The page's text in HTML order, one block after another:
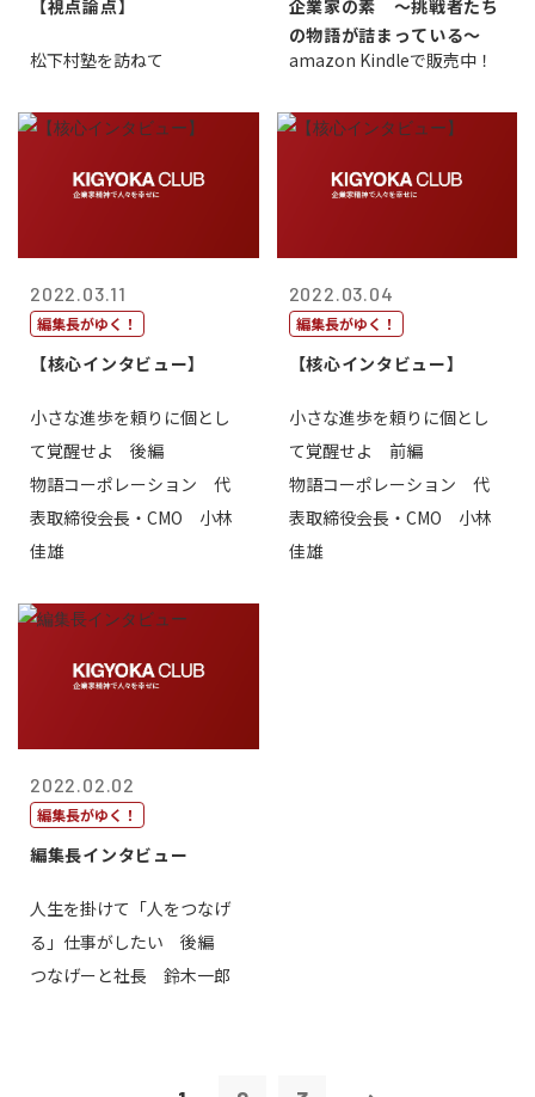
【視点論点】
松下村塾を訪ねて
企業家の素 〜挑戦者たち
の物語が詰まっている〜
amazon Kindleで販売中！
2022.03.11
編集長がゆく！
【核心インタビュー】
小さな進歩を頼りに個とし
て覚醒せよ 後編
物語コーポレーション 代
表取締役会長・CMO 小林
佳雄
2022.03.04
編集長がゆく！
【核心インタビュー】
小さな進歩を頼りに個とし
て覚醒せよ 前編
物語コーポレーション 代
表取締役会長・CMO 小林
佳雄
2022.02.02
編集長がゆく！
編集長インタビュー
人生を掛けて「人をつなげ
る」仕事がしたい 後編
つなげーと社長 鈴木一郎